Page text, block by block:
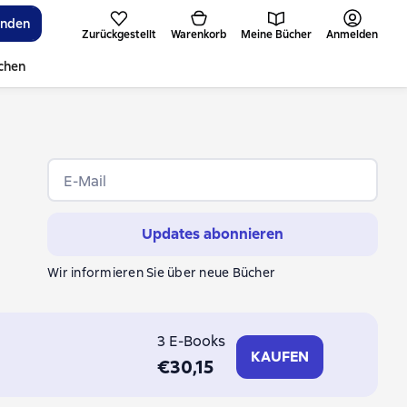
Zurückgestellt Warenkorb Meine Bücher Anmelden
E-Mail
Updates abonnieren
Wir informieren Sie über neue Bücher
3 E-Books
€30,15 KAUFEN